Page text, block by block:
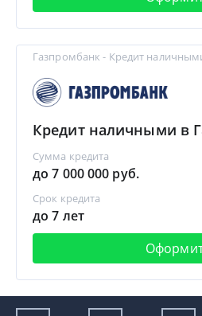
Газпромбанк - Кредит
Кредит наличными в
Сумма кредита
до 7 000 000 руб.
Срок кредита
до 7 лет